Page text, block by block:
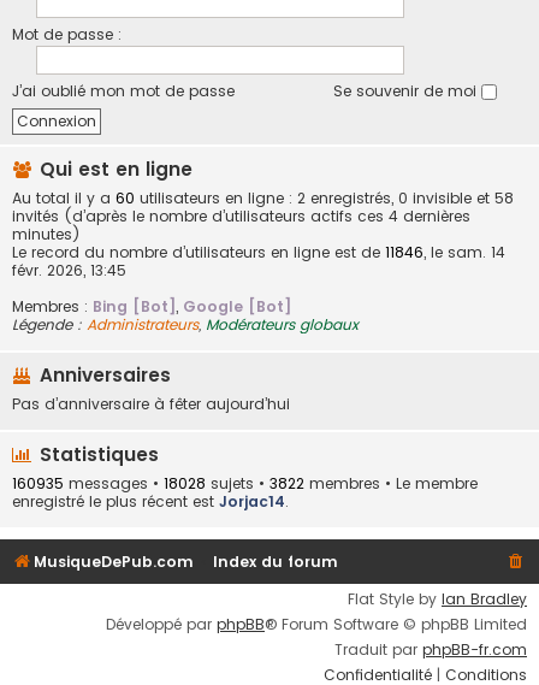
Mot de passe :
J’ai oublié mon mot de passe Se souvenir de moi
Qui est en ligne
Au total il y a 60 utilisateurs en ligne : 2 enregistrés, 0 invisible et 58
invités (d’après le nombre d’utilisateurs actifs ces 4 dernières
minutes)
Le record du nombre d’utilisateurs en ligne est de 11846, le sam. 14
févr. 2026, 13:45
Membres : Bing [Bot], Google [Bot]
Légende : Administrateurs, Modérateurs globaux
Anniversaires
Pas d’anniversaire à fêter aujourd’hui
Statistiques
160935 messages • 18028 sujets • 3822 membres • Le membre
enregistré le plus récent est Jorjac14.
MusiqueDePub.com
Index du forum
Flat Style by Ian Bradley
Développé par phpBB® Forum Software © phpBB Limited
Traduit par phpBB-fr.com
Confidentialité | Conditions